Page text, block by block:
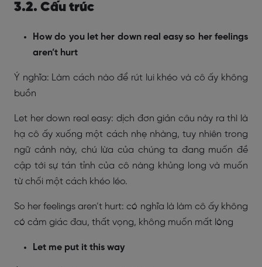
3.2. Cấu trúc
How do you let her down real easy so her feelings
aren’t hurt
Ý nghĩa: Làm cách nào để rút lui khéo và cô ấy không
buồn
Let her down real easy: dịch đơn giản câu này ra thì là
hạ cô ấy xuống một cách nhẹ nhàng, tuy nhiên trong
ngữ cảnh này, chú lừa của chúng ta đang muốn đề
cập tới sự tán tỉnh của cô nàng khủng long và muốn
từ chối một cách khéo léo.
So her feelings aren’t hurt: có nghĩa là làm cô ấy không
có cảm giác đau, thất vọng, không muốn mất lòng
Let me put it this way